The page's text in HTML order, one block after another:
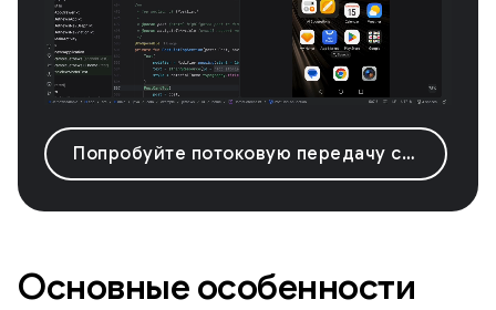
Попробуйте потоковую передачу с Android-устройства.
Основные особенности